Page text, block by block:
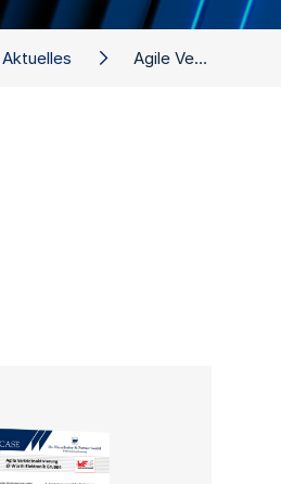
Aktuelles Agile Vertriebsaktivierung: W&P bei Würth Elektronik